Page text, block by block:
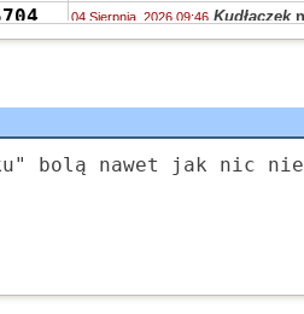
04 Sierpnia, 2026 09:46 Kudłaczek
04 Sierpnia, 2026 07:24 Tunn
Zyna
S.
04 Sierpnia, 2026 00:40 Dziewczyna
bolą nawet jak nic